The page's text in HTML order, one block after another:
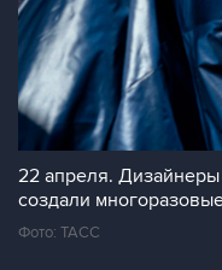
22 апреля. Дизайнеры
создали
Фото: ТАСС